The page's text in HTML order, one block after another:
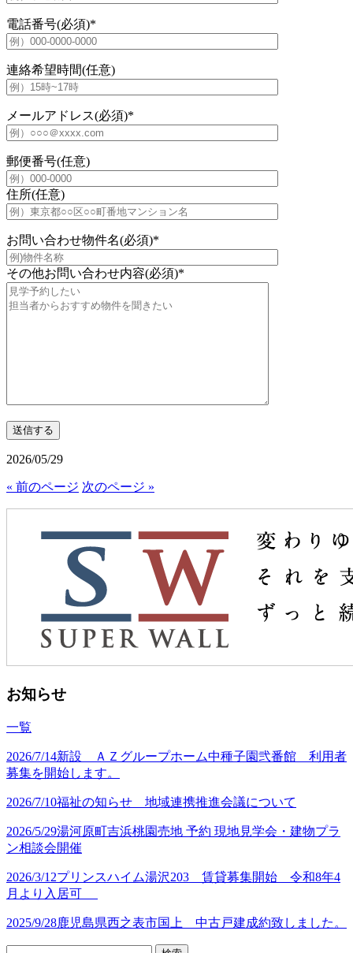
電話番号(必須)*
連絡希望時間(任意)
メールアドレス(必須)*
郵便番号(任意)
住所(任意)
お問い合わせ物件名(必須)*
その他お問い合わせ内容(必須)*
2026/05/29
« 前のページ 次のページ »
お知らせ
一覧
2026/7/14新設 ＡＺグループホーム中種子園弐番館 利用者
募集を開始します。
2026/7/10福祉の知らせ 地域連携推進会議について
2026/5/29湯河原町吉浜桃園売地 予約 現地見学会・建物プラ
ン相談会開催
2026/3/12プリンスハイム湯沢203 賃貸募集開始 令和8年4
月より入居可
2025/9/28鹿児島県西之表市国上 中古戸建成約致しました。